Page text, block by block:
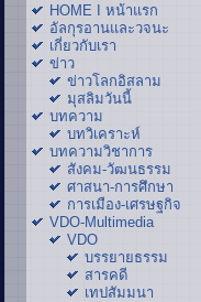
HOME I หน้าแรก
อัลกุรอานและวจนะ
เกี่ยวกับเรา
ข่าว
ข่าวโลกอิสลาม
มุสลิมวันนี้
บทความ
บทวิเคราะห์
บทความวิชาการ
สังคม-วัฒนธรรม
ศาสนา-การศึกษา
การเมือง-เศรษฐกิจ
VDO-Multimedia
VDO
บรรยายธรรม
สารคดี
เทปสัมมนา